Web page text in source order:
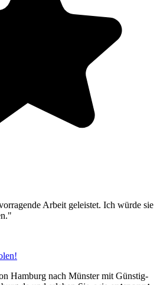
Arbeit geleistet. Ich würde sie
Hamburg⁠ nach Münster mit Günstig-